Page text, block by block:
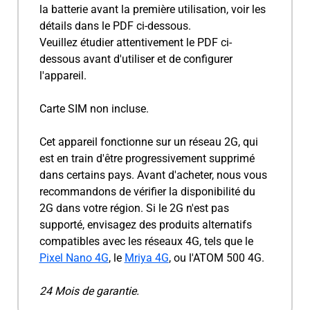
la batterie avant la première utilisation, voir les
détails dans le PDF ci-dessous.
Veuillez étudier attentivement le PDF ci-
dessous avant d'utiliser et de configurer
l'appareil.
Carte SIM non incluse.
Cet appareil fonctionne sur un réseau 2G, qui
est en train d'être progressivement supprimé
dans certains pays. Avant d'acheter, nous vous
recommandons de vérifier la disponibilité du
2G dans votre région. Si le 2G n'est pas
supporté, envisagez des produits alternatifs
compatibles avec les réseaux 4G, tels que le
Pixel Nano 4G, le Mriya 4G, ou l'ATOM 500 4G.
24 Mois de garantie.